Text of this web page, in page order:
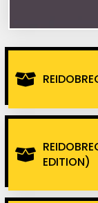
EDITION)